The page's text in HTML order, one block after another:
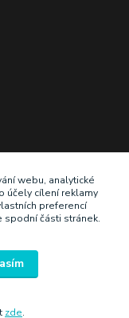
webu, analytické
účely cílení reklamy
preferencí
spodní části stránek.
zde.